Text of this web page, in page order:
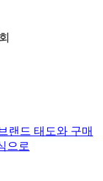
랜드 태도와 구매
으로